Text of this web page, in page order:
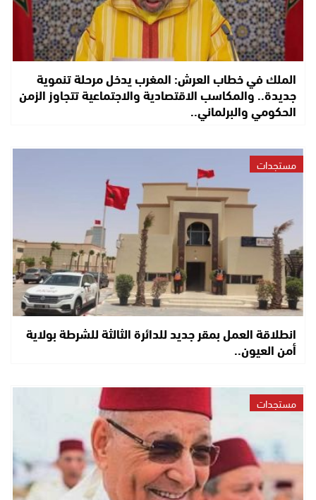
الملك في خطاب العرش: المغرب يدخل مرحلة تنموية
جديدة.. والمكاسب الاقتصادية والاجتماعية تتجاوز الزمن
الحكومي والبرلماني..
مستجدات
انطلاقة العمل بمقر جديد للدائرة الثالثة للشرطة بولاية
أمن العيون..
مستجدات